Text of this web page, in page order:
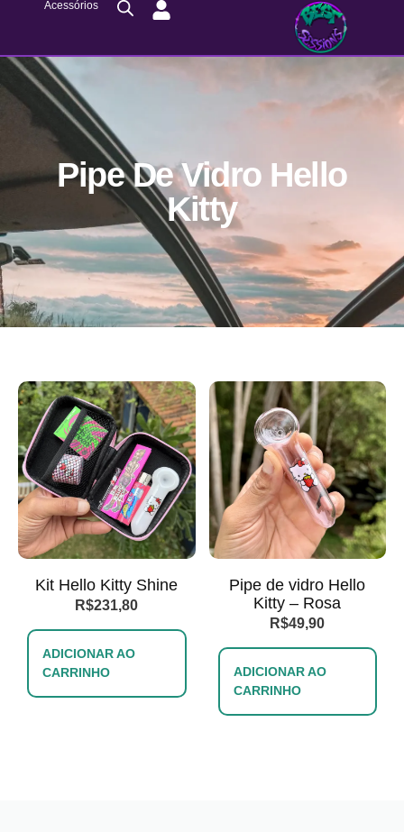
Acessórios
Pipe De Vidro Hello
Kitty
Kit Hello Kitty Shine
R$231,80
ADICIONAR AO
CARRINHO
Pipe de vidro Hello
Kitty – Rosa
R$49,90
ADICIONAR AO
CARRINHO